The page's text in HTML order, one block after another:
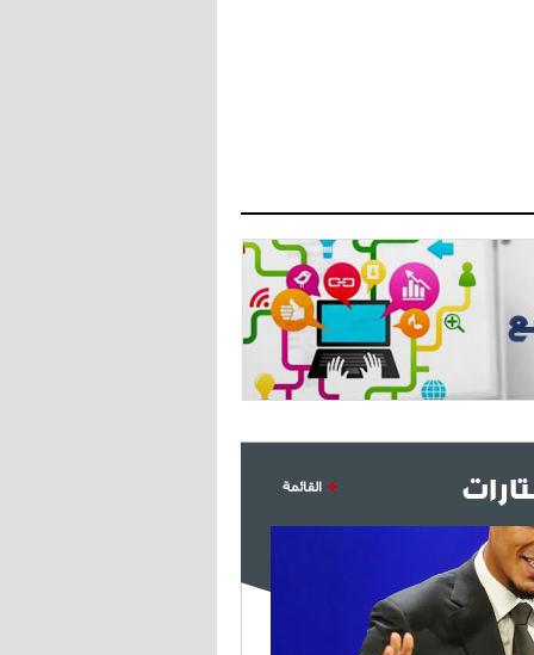
18:10
- 2021/07/25
أنشيلوتي يصر على جلب كيليني
وقدوم الإيطالي يقترب
القائمة